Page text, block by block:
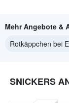
Mehr Angebote &
Rotkäppchen bei
SNICKERS